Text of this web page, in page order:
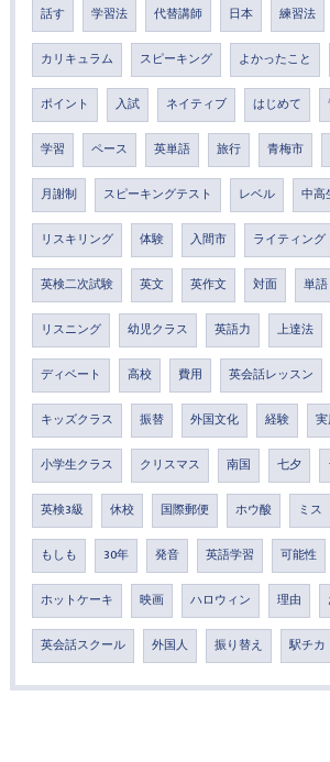
話す 学習法 代替講師 日本 練習法
カリキュラム スピーキング よかったこと
ポイント 入試 ネイティブ はじめて
学習 ペース 英単語 旅行 青梅市
月謝制 スピーキングテスト レベル 中高
リスキリング 体験 入間市 ライティング
英検二次試験 英文 英作文 対面 単語
リスニング 幼児クラス 英語力 上達法
ディベート 高校 費用 英会話レッスン
キッズクラス 振替 外国文化 経験
小学生クラス クリスマス 南国 七夕
英検3級 休校 国際郵便 ホウ酸 ミス
もしも 30年 発音 英語学習 可能性
ホットケーキ 映画 ハロウィン 理由
英会話スクール 外国人 振り替え 駅チカ